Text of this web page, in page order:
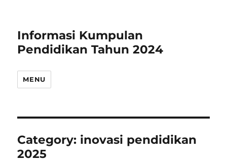
Informasi Kumpulan
Pendidikan Tahun 2024
MENU
Category: inovasi pendidikan
2025